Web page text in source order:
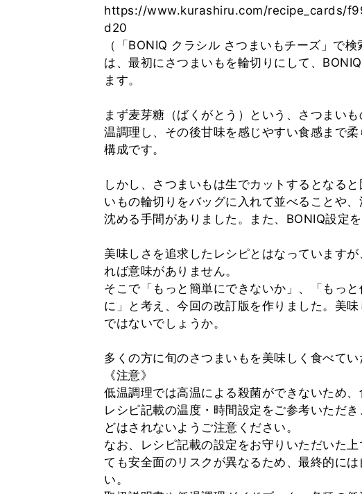
https://www.kurashiru.com/recipe_cards/
d20
（「BONIQ クラシル さつまいもチーズ」で検
は、最初にさつまいもを輪切りにして、
ます。
まず麦芽糖（ばくがとう）という、さつまい
温調理し、その後甘味を感じやすい食感まで
構成です。
しかし、さつまいもは生でカットするとなる
いもの輪切りをバッグに入れて並べることや
沈める手間がありました。また、BONIQ設定
美味しさを追求したレシピとはなっています
れば意味がありません。
そこで「もっと簡単にできないか」、「もっ
に」と考え、今回の改訂版を作りました。美
ではないでしょうか。
多くの方に旬のさつまいもを美味しく食べてい
《注意》
低温調理では高温による殺菌ができないため
レシピ記載の温度・時間設定をご参考いただ
どはされないようご注意ください。
なお、レシピ記載の設定をお守りいただいた
ても安全面のリスクが異なるため、最終的に
い。